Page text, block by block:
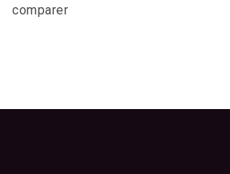
comparer